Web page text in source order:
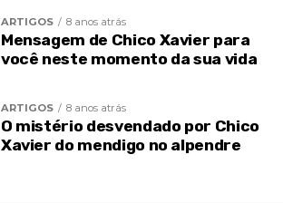
ARTIGOS 8 anos atrás
Mensagem de Chico Xavier para
você neste momento da sua vida
ARTIGOS 8 anos atrás
O mistério desvendado por Chico
Xavier do mendigo no alpendre